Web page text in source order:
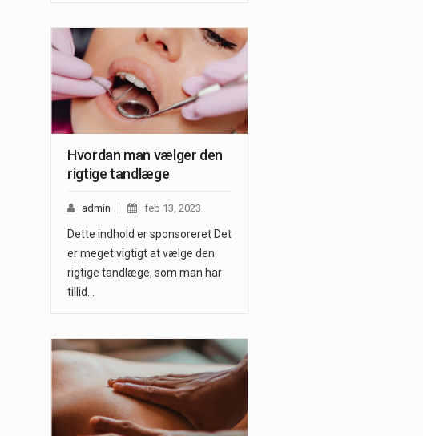
Hvordan man vælger den
rigtige tandlæge
admin feb 13, 2023
Dette indhold er sponsoreret Det
er meget vigtigt at vælge den
rigtige tandlæge, som man har
tillid…